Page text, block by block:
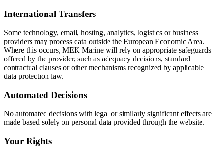
International Transfers
Some technology, email, hosting, analytics, logistics or business
providers may process data outside the European Economic Area.
Where this occurs, MEK Marine will rely on appropriate safeguards
offered by the provider, such as adequacy decisions, standard
contractual clauses or other mechanisms recognized by applicable
data protection law.
Automated Decisions
No automated decisions with legal or similarly significant effects are
made based solely on personal data provided through the website.
Your Rights